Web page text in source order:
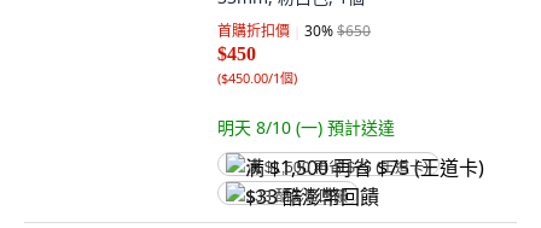
首購折扣價 30%$650
$450
($450.00/1個)
明天 8/10 (一) 預計送達
满 $1,500 再省 $75 (王道卡)
$33 酷澎幣回饋